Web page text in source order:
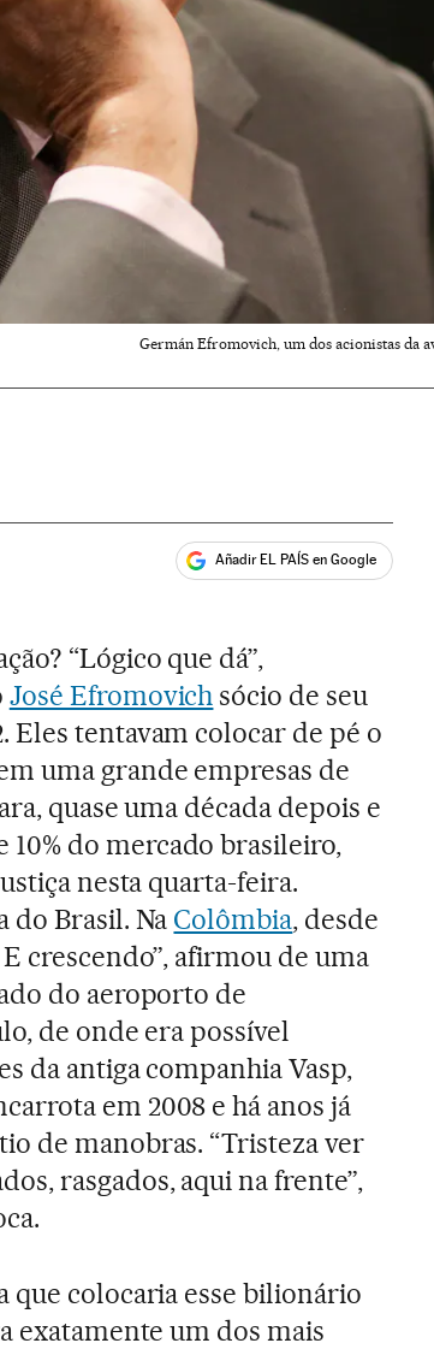
Germán Efromovich, um dos acionistas da
Añadir EL PAÍS en Google
“Lógico que dá”,
José Efromovich sócio de seu
Eles tentavam colocar de pé o
uma grande empresas de
quase uma década depois e
do mercado brasileiro,
nesta quarta-feira.
do Brasil. Na Colômbia, desde
crescendo”, afirmou de uma
do aeroporto de
de onde era possível
da antiga companhia Vasp,
em 2008 e há anos já
de manobras. “Tristeza ver
rasgados, aqui na frente”,
que colocaria esse bilionário
exatamente um dos mais